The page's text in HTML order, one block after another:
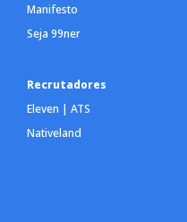
Manifesto
Seja 99ner
Recrutadores
Eleven | ATS
Nativeland